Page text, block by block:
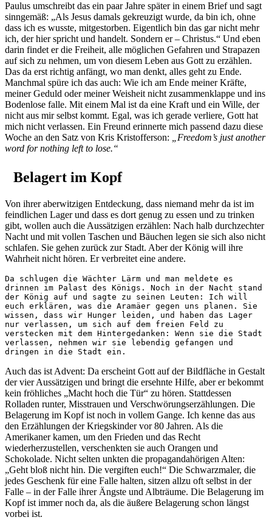
Paulus umschreibt das ein paar Jahre später in einem Brief und sagt
sinngemäß: „Als Jesus damals gekreuzigt wurde, da bin ich, ohne
dass ich es wusste, mitgestorben. Eigentlich bin das gar nicht mehr
ich, der hier spricht und handelt. Sondern er – Christus.“ Und eben
darin findet er die Freiheit, alle möglichen Gefahren und Strapazen
auf sich zu nehmen, um von diesem Leben aus Gott zu erzählen.
Das da erst richtig anfängt, wo man denkt, alles geht zu Ende.
Manchmal spüre ich das auch: Wie ich am Ende meiner Kräfte,
meiner Geduld oder meiner Weisheit nicht zusammenklappe und ins
Bodenlose falle. Mit einem Mal ist da eine Kraft und ein Wille, der
nicht aus mir selbst kommt. Egal, was ich gerade verliere, Gott hat
mich nicht verlassen. Ein Freund erinnerte mich passend dazu diese
Woche an den Satz von Kris Kristofferson:
„Freedom’s just another
word for nothing left to lose.“
Belagert im Kopf
Von ihrer aberwitzigen Entdeckung, dass niemand mehr da ist im
feindlichen Lager und dass es dort genug zu essen und zu trinken
gibt, wollen auch die Aussätzigen erzählen: Nach halb durchzechter
Nacht und mit vollen Taschen und Bäuchen legen sie sich also nicht
schlafen. Sie gehen zurück zur Stadt. Aber der König will ihre
Wahrheit nicht hören. Er verbreitet eine andere.
Da schlugen die Wächter Lärm und man meldete es
drinnen im Palast des Königs. Noch in der Nacht stand
der König auf und sagte zu seinen Leuten: Ich will
euch erklären, was die Aramäer gegen uns planen. Sie
wissen, dass wir Hunger leiden, und haben das Lager
nur verlassen, um sich auf dem freien Feld zu
verstecken mit dem Hintergedanken: Wenn sie die Stadt
verlassen, nehmen wir sie lebendig gefangen und
dringen in die Stadt ein.
Auch das ist Advent: Da erscheint Gott auf der Bildfläche in Gestalt
der vier Aussätzigen und bringt die ersehnte Hilfe, aber er bekommt
kein fröhliches „Macht hoch die Tür“ zu hören. Stattdessen
Rolladen runter, Misstrauen und Verschwörungserzählungen. Die
Belagerung im Kopf ist noch in vollem Gange. Ich kenne das aus
den Erzählungen der Kriegskinder vor 80 Jahren. Als die
Amerikaner kamen, um den Frieden und das Recht
wiederherzustellen, verschenkten sie auch Orangen und
Schokolade. Nicht selten unkten die propagandahörigen Alten:
„Geht bloß nicht hin. Die vergiften euch!“ Die Schwarzmaler, die
jedes Geschenk für eine Falle halten, sitzen allzu oft selbst in der
Falle – in der Falle ihrer Ängste und Albträume. Die Belagerung im
Kopf ist immer noch da, als die äußere Belagerung schon längst
vorbei ist.